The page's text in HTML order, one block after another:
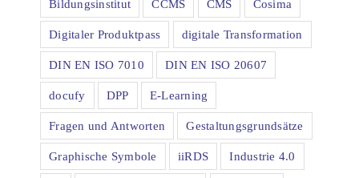
Bildungsinstitut CCMS CMS Cosima
Digitaler Produktpass digitale Transformation
DIN EN ISO 7010 DIN EN ISO 20607
docufy DPP E-Learning
Fragen und Antworten Gestaltungsgrundsätze
Graphische Symbole iiRDS Industrie 4.0